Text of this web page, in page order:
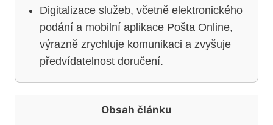
Digitalizace služeb, včetně elektronického
podání a mobilní aplikace Pošta Online,
výrazně zrychluje komunikaci a zvyšuje
předvídatelnost doručení.
Obsah článku